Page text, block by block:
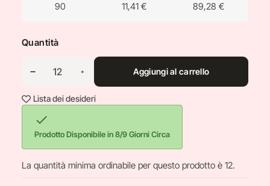
90 11,41 € 89,28 €
Quantità
Aggiungi al carrello
Lista dei desideri

Prodotto Disponibile in 8/9 Giorni Circa
La quantità minima ordinabile per questo prodotto è 12.